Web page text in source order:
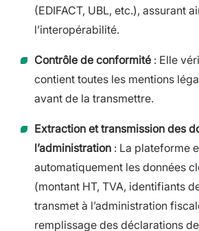
(EDIFACT, UBL, etc.), assurant
l’interopérabilité.
Contrôle de conformité : Elle
contient toutes les mentions
avant de la transmettre.
Extraction et transmission des
l’administration : La plateforme
automatiquement les données
(montant HT, TVA, identifiants
transmet à l’administration
remplissage des déclarations